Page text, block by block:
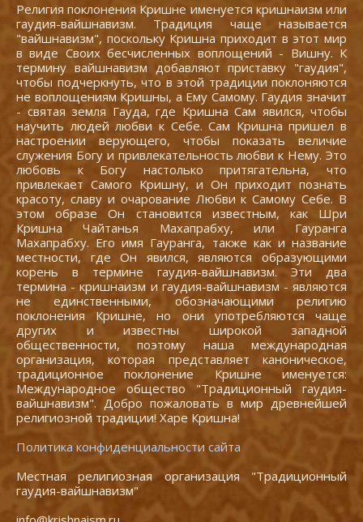
Религия поклонения Кришне именуется кришнаизм или
гаудия-вайшнавизм. Традиция чаще называется
"вайшнавизм", поскольку Кришна приходит в этот мир
в виде Своих бесчисленных воплощений - Вишну. К
термину вайшнавизм добавляют приставку "гаудия",
чтобы подчеркнуть, что в этой традиции поклоняются
не воплощениям Кришны, а Ему Самому. Гаудия значит
- святая земля Гауда, где Кришна Сам явился, чтобы
научить людей любви к Себе. Сам Кришна пришел в
настроении верующего, чтобы показать величие
служения Богу и привлекательность любви к Нему. Это
любовь к Богу настолько притягательна, что
привлекает Самого Кришну, и Он приходит познать
красоту, славу и очарование Любви к Самому Себе. В
этом образе Он становится известным, как Шри
Кришна Чайтанья Махапрабху, или Гауранга
Махапрабху. Его имя Гауранга, также как и название
местности, где Он явился, являются образующими
корень в термине гаудия-вайшнавизм. Эти два
термина - кришнаизм и гаудия-вайшнавизм - являются
не единственными, обозначающими религию
поклонения Кришне, но они употребляются чаще
других и известны широкой западной
общественности, поэтому наша международная
организация, которая представляет каноническое,
традиционное поклонение Кришне именуется:
Международное общество "Традиционный гаудия-
вайшнавизм". Добро пожаловать в мир древнейшей
религиозной традиции! Харе Кришна!
Политика конфиденциальности сайта
Местная религиозная организация "Традиционный
гаудия-вайшнавизм"